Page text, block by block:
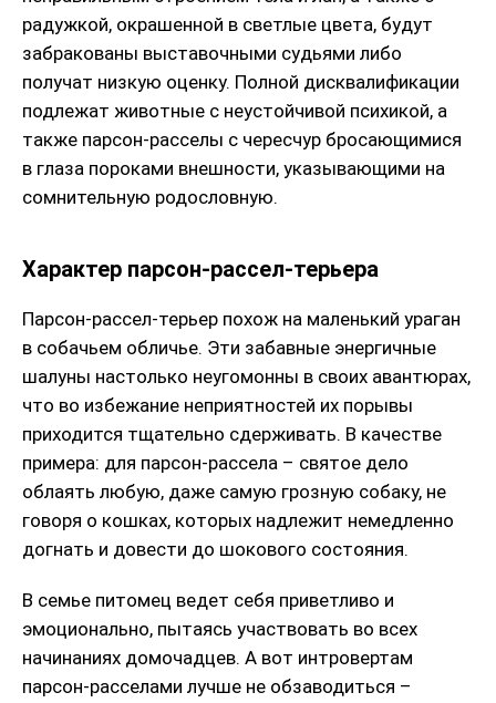
радужкой, окрашенной в светлые цвета, будут
забракованы выставочными судьями либо
получат низкую оценку. Полной дисквалификации
подлежат животные с неустойчивой психикой, а
также парсон-расселы с чересчур бросающимися
в глаза пороками внешности, указывающими на
сомнительную родословную.
Характер парсон-рассел-терьера
Парсон-рассел-терьер похож на маленький ураган
в собачьем обличье. Эти забавные энергичные
шалуны настолько неугомонны в своих авантюрах,
что во избежание неприятностей их порывы
приходится тщательно сдерживать. В качестве
примера: для парсон-рассела – святое дело
облаять любую, даже самую грозную собаку, не
говоря о кошках, которых надлежит немедленно
догнать и довести до шокового состояния.
В семье питомец ведет себя приветливо и
эмоционально, пытаясь участвовать во всех
начинаниях домочадцев. А вот интровертам
парсон-расселами лучше не обзаводиться –